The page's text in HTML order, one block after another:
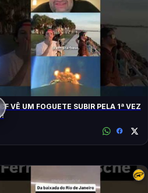
VÊ UM FOGUETE SUBIR PELA 1ª VEZ